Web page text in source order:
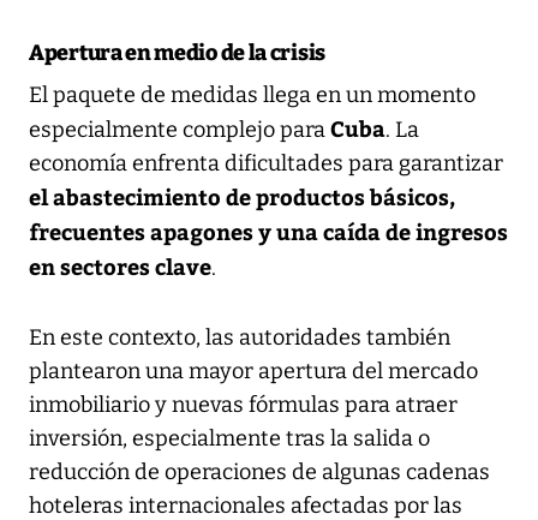
Apertura en medio de la crisis
El paquete de medidas llega en un momento
especialmente complejo paraCuba. La
economía enfrenta dificultades para garantizar
el abastecimiento de productos básicos,
frecuentes apagones y una caída de ingresos
en sectores clave.
En este contexto, las autoridades también
plantearon una mayor apertura del mercado
inmobiliario y nuevas fórmulas para atraer
inversión, especialmente tras la salida o
reducción de operaciones de algunas cadenas
hoteleras internacionales afectadas por las